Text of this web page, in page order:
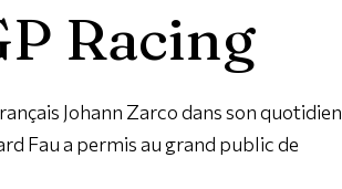
Racing
Johann Zarco dans son quotidien
Fau a permis au grand public de